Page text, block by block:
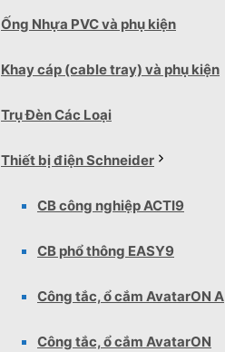
Ống Nhựa PVC và phụ kiện
Khay cáp (cable tray) và phụ kiện
Trụ Đèn Các Loại
Thiết bị điện Schneider
CB công nghiệp ACTI9
CB phổ thông EASY9
Công tắc, ổ cắm AvatarON A
Công tắc, ổ cắm AvatarON